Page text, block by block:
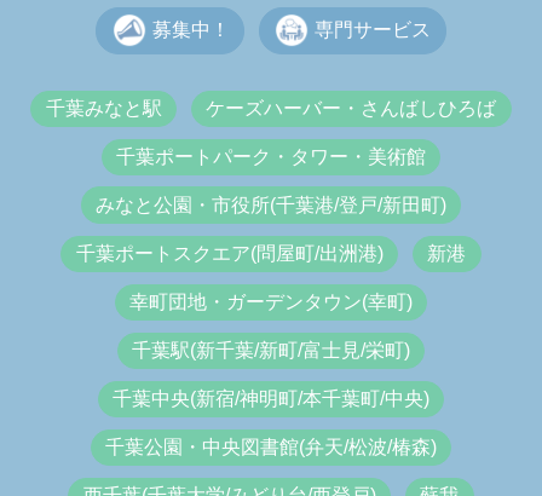
募集中！ 専門サービス
千葉みなと駅 ケーズハーバー・さんばしひろば
千葉ポートパーク・タワー・美術館
みなと公園・市役所(千葉港/登戸/新田町)
千葉ポートスクエア(問屋町/出洲港) 新港
幸町団地・ガーデンタウン(幸町)
千葉駅(新千葉/新町/富士見/栄町)
千葉中央(新宿/神明町/本千葉町/中央)
千葉公園・中央図書館(弁天/松波/椿森)